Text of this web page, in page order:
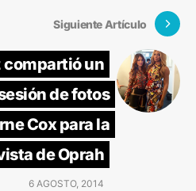
Siguiente Artículo
compartió un
de fotos
Cox para la
de Oprah
6 AGOSTO, 2014